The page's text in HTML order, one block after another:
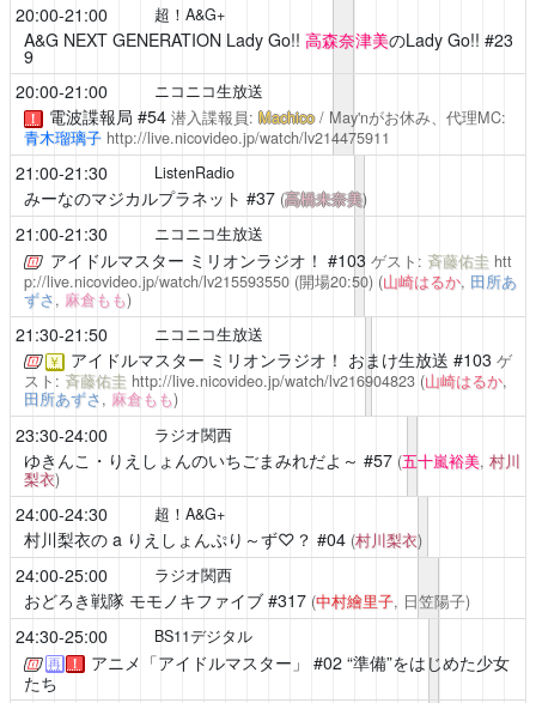
20:00-21:00 超！A&G+
A&G NEXT GENERATION Lady Go!! 高森奈津美のLady Go!! #23
9
20:00-21:00
ニコニコ生放送
！ 電波諜報局 #54 潜入諜報員: Machico/ May'nがお休み、代理MC:
青木瑠璃子 http://live.nicovideo.jp/watch/lv214475911
21:00-21:30 ListenRadio
みーなのマジカルプラネット #37 (高橋未奈美)
21:00-21:30 ニコニコ生放送
アイドルマスター ミリオンラジオ！ #103 ゲスト: 斉藤佑圭 htt
p://live.nicovideo.jp/watch/lv215593550(開場20:50) (山崎はるか, 田所あ
ずさ, 麻倉もも)
21:30-21:50 ニコニコ生放送
￥ アイドルマスター ミリオンラジオ！ おまけ生放送 #103 ゲ
スト: 斉藤佑圭 http://live.nicovideo.jp/watch/lv216904823 (山崎はるか,
田所あずさ, 麻倉もも)
23:30-24:00 ラジオ関西
ゆきんこ・りえしょんのいちごまみれだよ～ #57 (五十嵐裕美, 村川
梨衣)
24:00-24:30 超！A&G+
村川梨衣の a りえしょんぷり～ず♡？ #04 (村川梨衣)
24:00-25:00 ラジオ関西
おどろき戦隊 モモノキファイブ#317 (中村繪里子, 日笠陽子)
24:30-25:00 BS11デジタル
再 ！ アニメ「アイドルマスター」 #02 “準備”をはじめた少女
たち